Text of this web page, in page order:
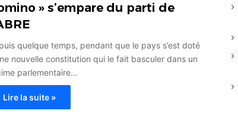
» s’empare du parti de
quelque temps, pendant que le pays s’est doté
nouvelle constitution qui le fait basculer dans un
parlementaire…
Lire la suite »